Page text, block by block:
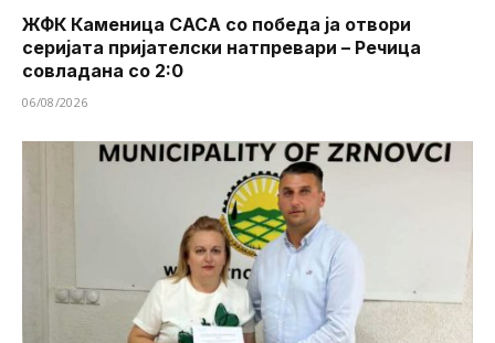
ЖФК Каменица САСА со победа ја отвори
серијата пријателски натпревари – Речица
совладана со 2:0
06/08/2026